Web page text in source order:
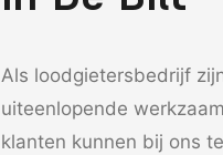
Als loodgietersbedrijf
uiteenlopende
klanten kunnen bij ons